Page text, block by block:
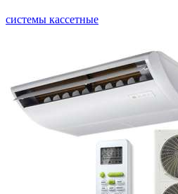
системы кассетные